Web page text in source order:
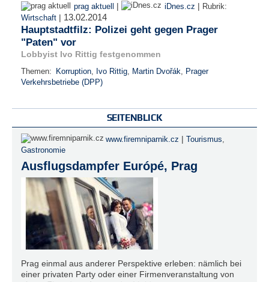
prag aktuell | iDnes.cz | Rubrik:
Wirtschaft | 13.02.2014
Hauptstadtfilz: Polizei geht gegen Prager
"Paten" vor
Lobbyist Ivo Rittig festgenommen
Themen: Korruption Ivo Rittig Martin Dvořák
Prager
Verkehrsbetriebe (DPP)
SEITENBLICK
www.firemniparnik.cz | Tourismus
Gastronomie
Ausflugsdampfer Európé, Prag
Prag einmal aus anderer Perspektive erleben: nämlich bei
einer privaten Party oder einer Firmenveranstaltung von